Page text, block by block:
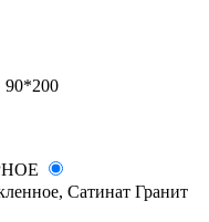
90*200